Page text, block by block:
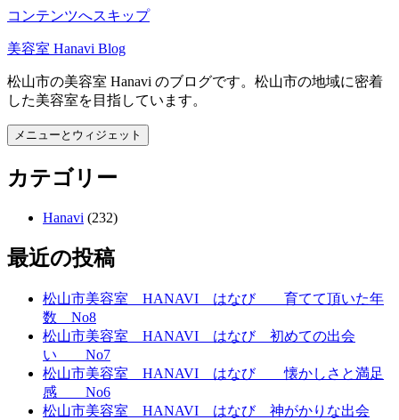
コンテンツへスキップ
美容室 Hanavi Blog
松山市の美容室 Hanavi のブログです。松山市の地域に密着
した美容室を目指しています。
メニューとウィジェット
カテゴリー
Hanavi (232)
最近の投稿
松山市美容室 HANAVI はなび 育てて頂いた年
数 No8
松山市美容室 HANAVI はなび 初めての出会
い No7
松山市美容室 HANAVI はなび 懐かしさと満足
感 No6
松山市美容室 HANAVI はなび 神がかりな出会